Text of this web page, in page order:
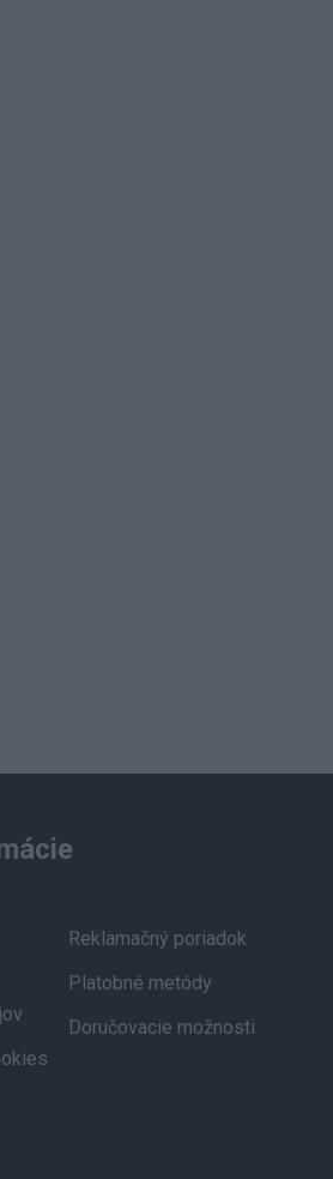
Reklamačný poriadok
Platobné metódy
Doručovacie možnosti